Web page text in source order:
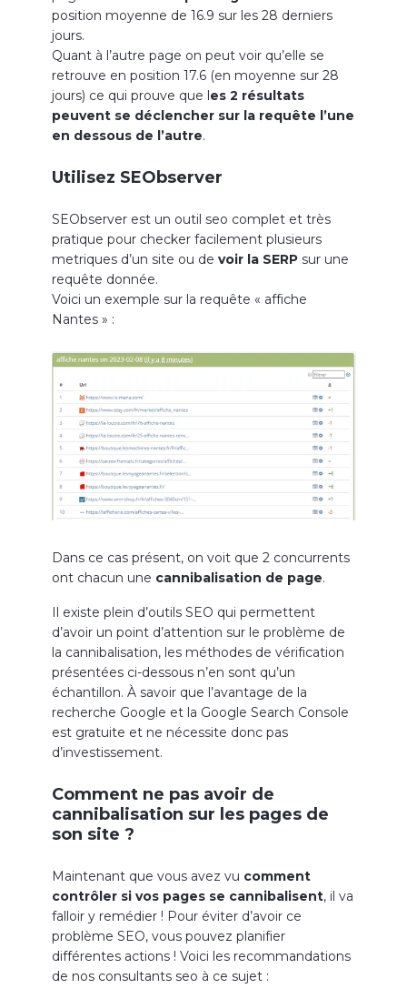
position moyenne de 16.9 sur les 28 derniers
jours.
Quant à l’autre page on peut voir qu’elle se
retrouve en position 17.6 (en moyenne sur 28
jours) ce qui prouve que les 2 résultats
peuvent se déclencher sur la requête l’une
en dessous de l’autre.
Utilisez SEObserver
SEObserver est un outil seo complet et très
pratique pour checker facilement plusieurs
metriques d’un site ou de voir la SERPsur une
requête donnée.
Voici un exemple sur la requête « affiche
Nantes » :
Dans ce cas présent, on voit que 2 concurrents
ont chacun une cannibalisation de page.
Il existe plein d’outils SEO qui permettent
d’avoir un point d’attention sur le problème de
la cannibalisation, les méthodes de vérification
présentées ci-dessous n’en sont qu’un
échantillon. À savoir que l’avantage de la
recherche Google et la Google Search Console
est gratuite et ne nécessite donc pas
d’investissement.
Comment ne pas avoir de
cannibalisation sur les pages de
son site ?
Maintenant que vous avez vu comment
contrôler si vos pages se cannibalisent, il va
falloir y remédier ! Pour éviter d’avoir ce
problème SEO, vous pouvez planifier
différentes actions ! Voici les recommandations
de nos consultants seo à ce sujet :